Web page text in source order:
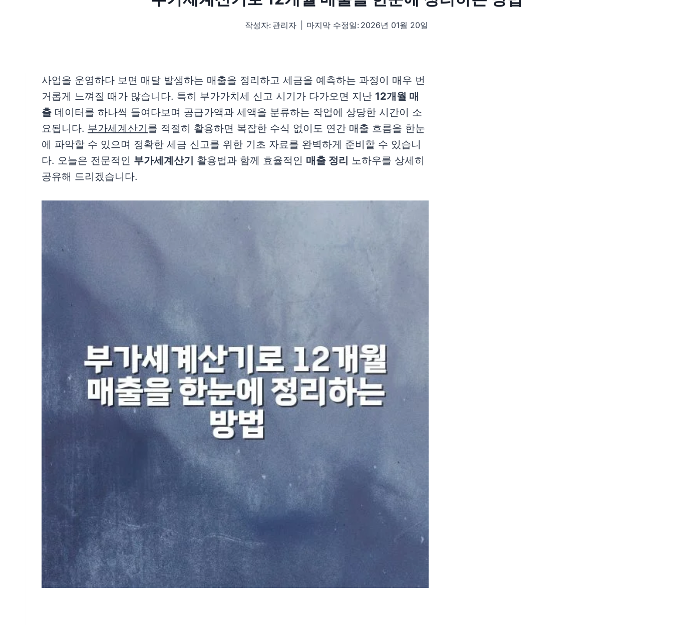
작성자: 관리자 마지막 수정일: 2026년 01월 20일
사업을 운영하다 보면 매달 발생하는 매출을 정리하고 세금을 예측하는 과정이 매우 번
거롭게 느껴질 때가 많습니다. 특히 부가가치세 신고 시기가 다가오면 지난 12개월 매
출 데이터를 하나씩 들여다보며 공급가액과 세액을 분류하는 작업에 상당한 시간이 소
요됩니다. 부가세계산기를 적절히 활용하면 복잡한 수식 없이도 연간 매출 흐름을 한눈
에 파악할 수 있으며 정확한 세금 신고를 위한 기초 자료를 완벽하게 준비할 수 있습니
다. 오늘은 전문적인 부가세계산기 활용법과 함께 효율적인 매출 정리 노하우를 상세히
공유해 드리겠습니다.